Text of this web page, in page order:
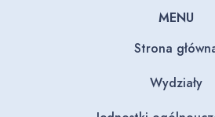
MENU
Strona
Wydziały